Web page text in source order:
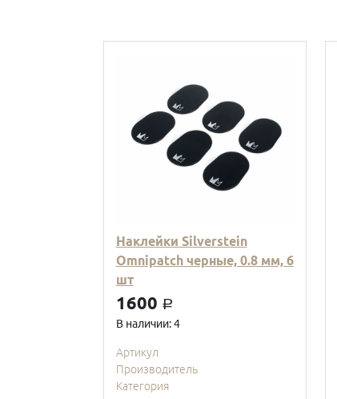
Наклейки Silverstein
Omnipatch черные, 0.8 мм, 6
шт
1600 a
В наличии: 4
Артикул
Производитель
Категория